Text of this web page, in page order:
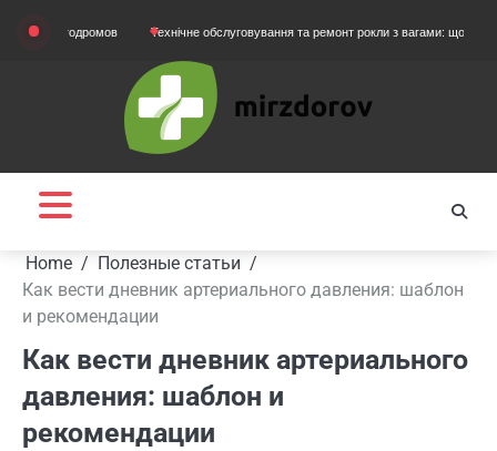
Технічне обслуговування та ремонт рокли з вагами: що потрібно
Home
Полезные статьи
Как вести дневник артериального давления: шаблон
и рекомендации
Как вести дневник артериального
давления: шаблон и
рекомендации